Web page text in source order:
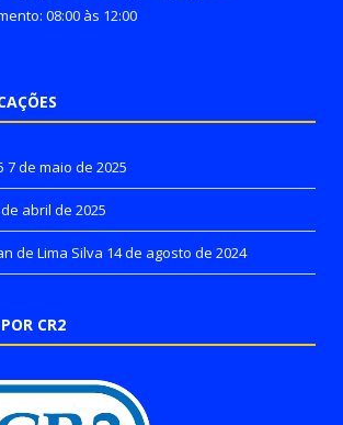
08:00 às 12:00
7 de maio de 2025
abril de 2025
de Lima Silva 14 de agosto de 2024
CR2